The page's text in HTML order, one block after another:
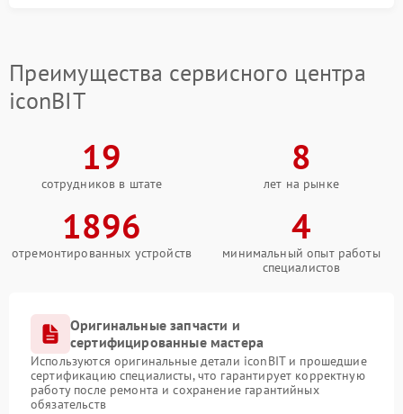
Преимущества сервисного центра
iconBIT
19
сотрудников в штате
8
лет на рынке
1896
отремонтированных устройств
4
минимальный опыт работы
специалистов
Оригинальные запчасти и
сертифицированные мастера
Используются оригинальные детали iconBIT и прошедшие
сертификацию специалисты, что гарантирует корректную
работу после ремонта и сохранение гарантийных
обязательств